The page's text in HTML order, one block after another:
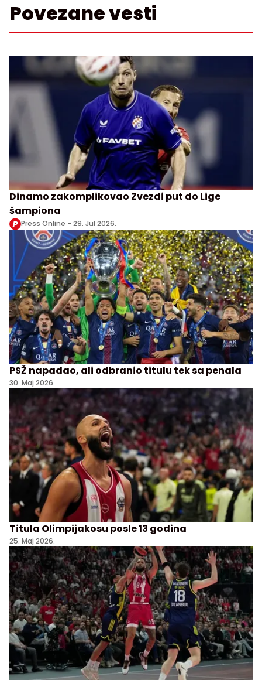
Povezane vesti
Dinamo zakomplikovao Zvezdi put do Lige
šampiona
Press Online - 29. Jul 2026.
PSŽ napadao, ali odbranio titulu tek sa penala
30. Maj 2026.
Titula Olimpijakosu posle 13 godina
25. Maj 2026.